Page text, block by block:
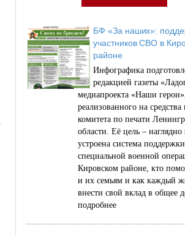
БФ «За наших»:
участников СВО в
районе
Инфографика
редакцией газеты
медиапроекта «Наши
реализованного на средства
комитета по печати
области. Её цель – наглядно
устроена система
специальной военной
Кировском районе, кто
и их семьям и как каждый
внести свой вклад в общее
подробнее